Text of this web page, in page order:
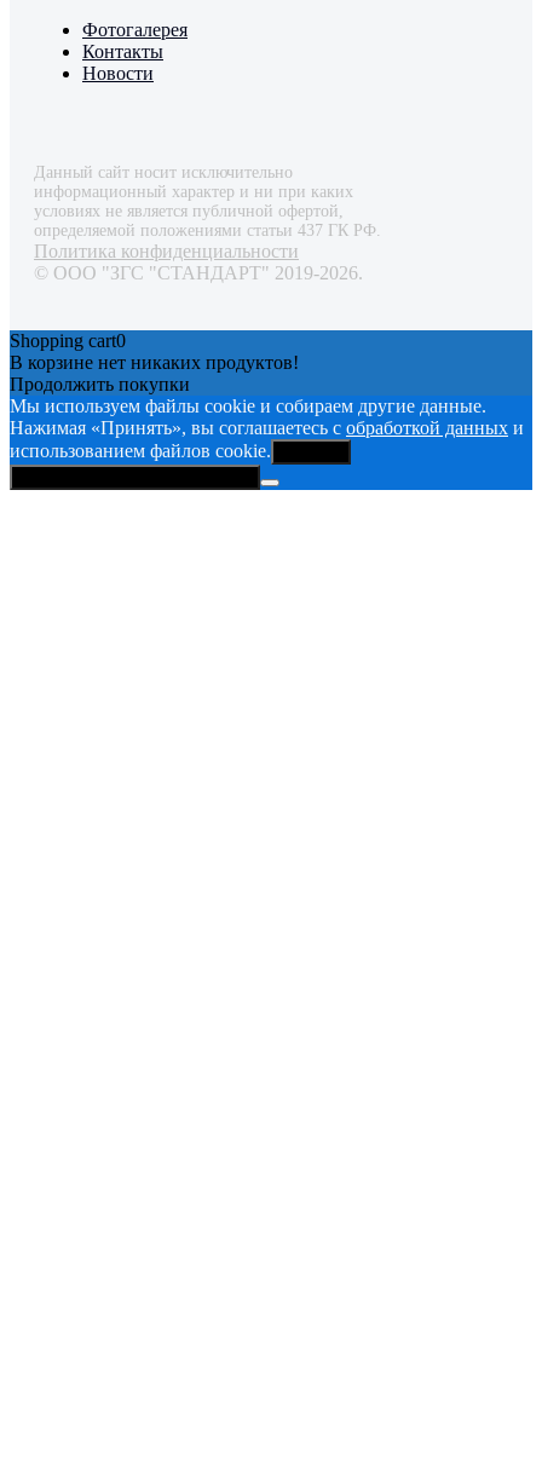
Фотогалерея
Контакты
Новости
Данный сайт носит исключительно
информационный характер и ни при каких
условиях не является публичной офертой,
определяемой положениями статьи 437 ГК РФ.
Политика конфиденциальности
© ООО "ЗГС "СТАНДАРТ" 2019-2026.
Shopping cart0
В корзине нет никаких продуктов!
Продолжить покупки
Мы используем файлы cookie и собираем другие данные.
Нажимая «Принять», вы соглашаетесь с обработкой данных и
использованием файлов cookie.